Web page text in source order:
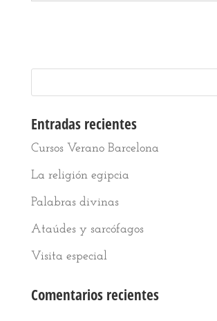
Entradas recientes
Cursos Verano Barcelona
La religión egipcia
Palabras divinas
Ataúdes y sarcófagos
Visita especial
Comentarios recientes